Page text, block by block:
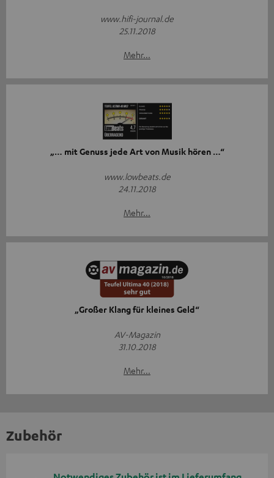
www.hifi-journal.de
25.11.2018
Mehr...
„… mit Genuss jede Art von Musik hören …“
www.lowbeats.de
24.11.2018
Mehr...
„Großer Klang für kleines Geld“
AV-Magazin
31.10.2018
Mehr...
Zubehör